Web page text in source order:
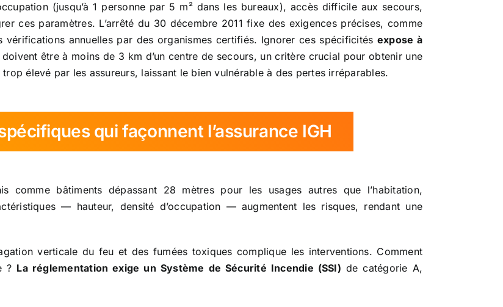
(jusqu’à 1 personne par 5 m² dans les bureaux), accès difficile aux secours,
ces paramètres. L’arrêté du 30 décembre 2011 fixe des exigences précises, comme
vérifications annuelles par des organismes certifiés. Ignorer ces spécificités expose à
être à moins de 3 km d’un centre de secours, un critère crucial pour obtenir une
élevé par les assureurs, laissant le bien vulnérable à des pertes irréparables.
qui façonnent l’assurance IGH
comme bâtiments dépassant 28 mètres pour les usages autres que l’habitation,
— hauteur, densité d’occupation — augmentent les risques, rendant une
verticale du feu et des fumées toxiques complique les interventions. Comment
? La réglementation exige un Système de Sécurité Incendie (SSI) de catégorie A,